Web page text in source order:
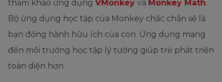
tham khảo ứng dụng VMonkey và Monkey Math.
Bộ ứng dụng học tập của Monkey chắc chắn sẽ là
bạn đồng hành hữu ích của con. Ứng dụng mang
đến môi trường học tập lý tưởng giúp trẻ phát triển
toàn diện hơn.